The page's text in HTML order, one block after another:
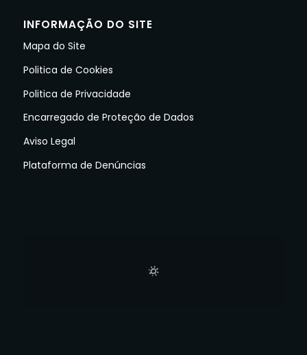
INFORMAÇÃO DO SITE
Mapa do Site
Politica de Cookies
Politica de Privacidade
Encarregado de Proteção de Dados
Aviso Legal
Plataforma de Denúncias